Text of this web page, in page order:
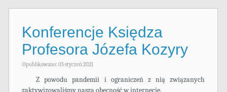
Konferencje Księdza
Profesora Józefa Kozyry
Opublikowano: 05 styczeń 2021
Z powodu pandemii i ograniczeń z nią związanych